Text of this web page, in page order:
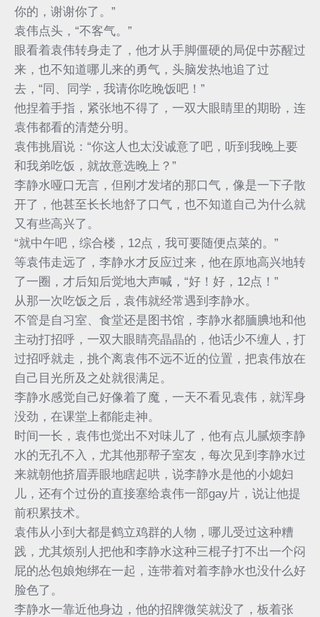
你的，谢谢你了。”
袁伟点头，“不客气。”
眼看着袁伟转身走了，他才从手脚僵硬的局促中苏醒过
来，也不知道哪儿来的勇气，头脑发热地追了过
去，“同、同学，我请你吃晚饭吧！”
他捏着手指，紧张地不得了，一双大眼睛里的期盼，连
袁伟都看的清楚分明。
袁伟挑眉说：“你这人也太没诚意了吧，听到我晚上要
和我弟吃饭，就故意选晚上？”
李静水哑口无言，但刚才发堵的那口气，像是一下子散
开了，他甚至长长地舒了口气，也不知道自己为什么就
又有些高兴了。
“就中午吧，综合楼，12点，我可要随便点菜的。”
等袁伟走远了，李静水才反应过来，他在原地高兴地转
了一圈，才后知后觉地大声喊，“好！好，12点！”
从那一次吃饭之后，袁伟就经常遇到李静水。
不管是自习室、食堂还是图书馆，李静水都腼腆地和他
主动打招呼，一双大眼睛亮晶晶的，他话少不缠人，打
过招呼就走，挑个离袁伟不远不近的位置，把袁伟放在
自己目光所及之处就很满足。
李静水感觉自己好像着了魔，一天不看见袁伟，就浑身
没劲，在课堂上都能走神。
时间一长，袁伟也觉出不对味儿了，他有点儿腻烦李静
水的无孔不入，尤其他那帮子室友，每次见到李静水过
来就朝他挤眉弄眼地瞎起哄，说李静水是他的小媳妇
儿，还有个过份的直接塞给袁伟一部gay片，说让他提
前积累技术。
袁伟从小到大都是鹤立鸡群的人物，哪儿受过这种糟
践，尤其烦别人把他和李静水这种三棍子打不出一个闷
屁的怂包娘炮绑在一起，连带着对着李静水也没什么好
脸色了。
李静水一靠近他身边，他的招牌微笑就没了，板着张